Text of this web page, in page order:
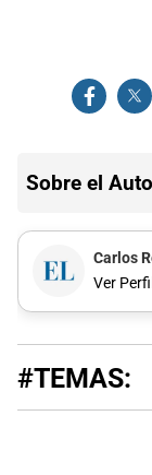
Sobre el
Carlos
Ver
#TEMAS: